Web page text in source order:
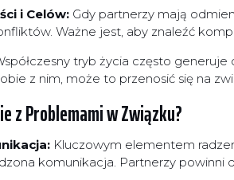
i Celów: Gdy partnerzy mają
Ważne jest, aby znaleźć
tryb życia często
z nim, może to przenosić się na
z Problemami w Związku?
Kluczowym elementem
komunikacja. Partnerzy powinni